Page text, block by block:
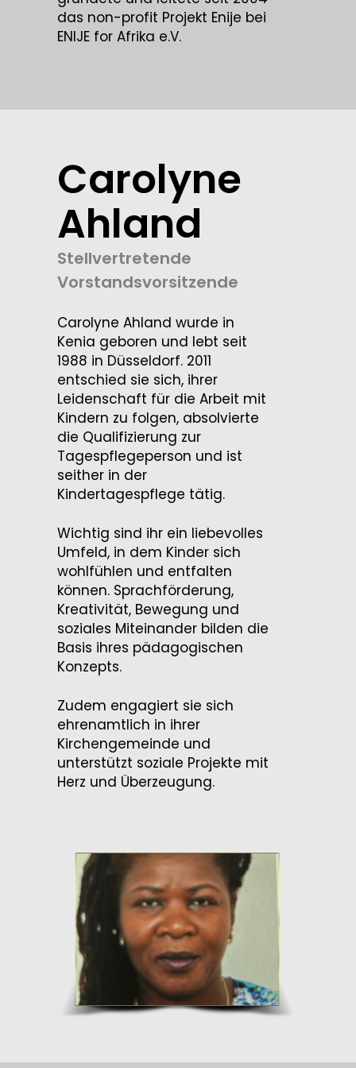
das non-profit Projekt Enije bei
ENIJE for Afrika e.V.
Carolyne
Ahland
Stellvertretende
Vorstandsvorsitzende
Carolyne Ahland wurde in
Kenia geboren und lebt seit
1988 in Düsseldorf. 2011
entschied sie sich, ihrer
Leidenschaft für die Arbeit mit
Kindern zu folgen, absolvierte
die Qualifizierung zur
Tagespflegeperson und ist
seither in der
Kindertagespflege tätig.
Wichtig sind ihr ein liebevolles
Umfeld, in dem Kinder sich
wohlfühlen und entfalten
können. Sprachförderung,
Kreativität, Bewegung und
soziales Miteinander bilden die
Basis ihres pädagogischen
Konzepts.
Zudem engagiert sie sich
ehrenamtlich in ihrer
Kirchengemeinde und
unterstützt soziale Projekte mit
Herz und Überzeugung.